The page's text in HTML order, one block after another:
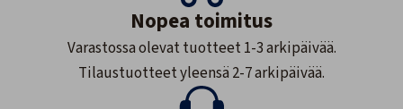
Nopea toimitus
Varastossa olevat tuotteet 1-3 arkipäivää.
Tilaustuotteet yleensä 2-7 arkipäivää.